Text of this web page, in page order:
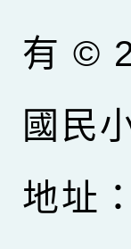
有 ©
國民
地址